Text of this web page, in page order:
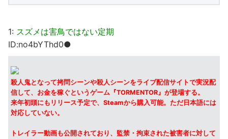
1: スズメは害鳥ではない定期
ID:no4bYThd0●
殺人鬼となって拷問シーンや殺人シーンをライブ配信サイトで実況配
信して、お金を稼ぐというゲーム『TORMENTOR』が登場する。
来年初頭にもリリース予定で、Steamから購入可能。ただ日本語には
対応していない。
トレイラー動画も公開されており、監禁・拘束された被害者に対して